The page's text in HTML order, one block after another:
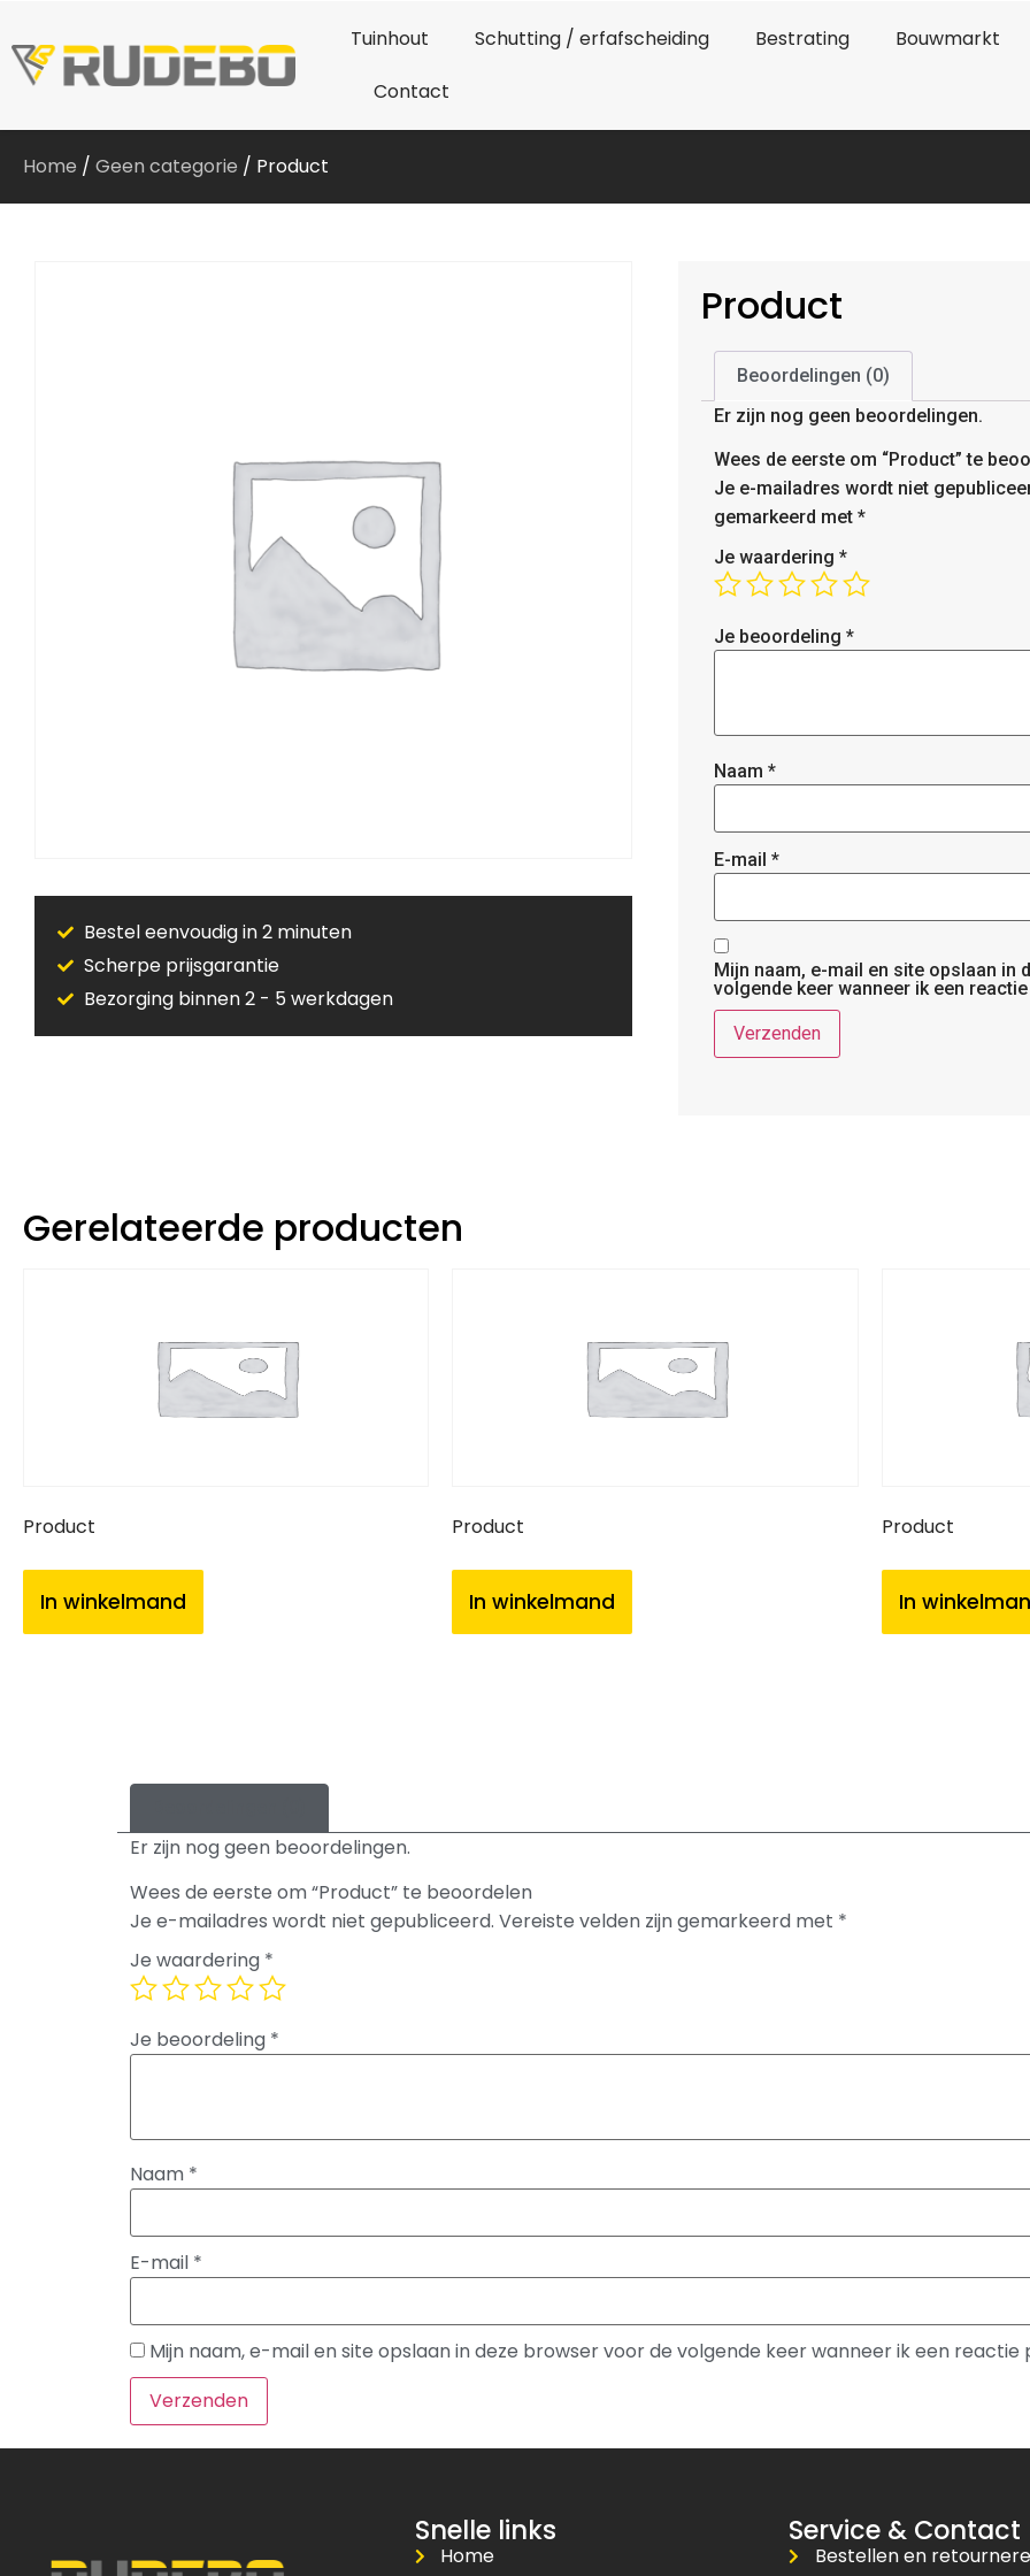
Tuinhout Schutting / erfafscheiding Bestrating
Bouwmarkt
Contact
Home / Geen categorie / Product
Bestel eenvoudig in 2 minuten
Scherpe prijsgarantie
Bezorging binnen 2 - 5 werkdagen
Product
Beoordelingen (0)
Er zijn nog geen beoordelingen.
Wees de eerste om “Product” te
Je e-mailadres wordt niet
gemarkeerd met *
Je waardering *
Je beoordeling *
Naam *
E-mail *
Mijn naam, e-mail en site opslaan in
volgende keer wanneer ik een
Gerelateerde producten
Product
In winkelmand
Product
In winkelmand
Product
In
Er zijn nog geen beoordelingen.
Wees de eerste om “Product” te beoordelen
Je e-mailadres wordt niet gepubliceerd. Vereiste velden zijn gemarkeerd met *
Je waardering *
Je beoordeling *
Naam *
E-mail *
Mijn naam, e-mail en site opslaan in deze browser voor de volgende keer wanneer ik een reactie
Snelle links
Home
Service & Contact
Bestellen en